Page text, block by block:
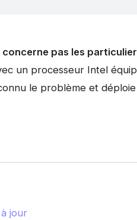
concerne pas les
un processeur Intel
le problème et déploie
jour